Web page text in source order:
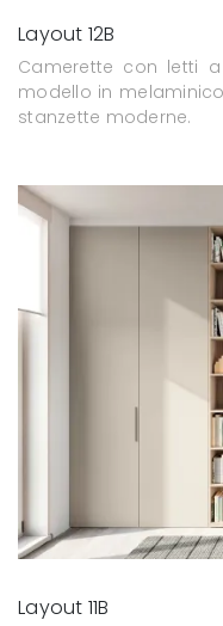
Layout 12B
Camerette con letti
modello in
stanzette moderne.
Layout 11B